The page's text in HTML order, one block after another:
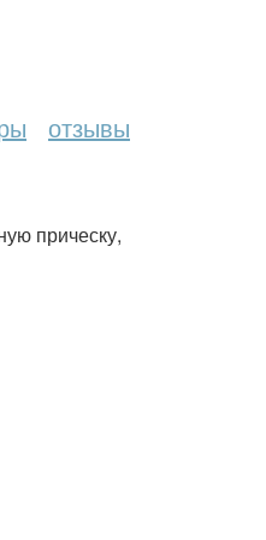
отзывы
прическу,